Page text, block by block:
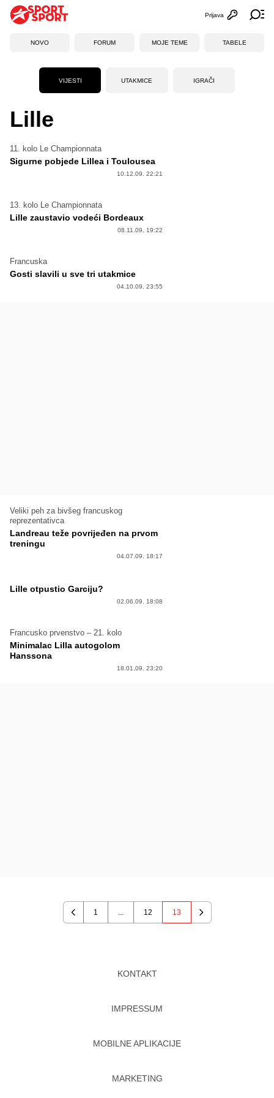
Otvori
Prijava
NOVO FORUM MOJE TEME TABELE
VIJESTI UTAKMICE IGRAČI
Lille
11. kolo Le Championnata
Sigurne pobjede Lillea i Toulousea
10.12.09. 22:21
13. kolo Le Championnata
Lille zaustavio vodeći Bordeaux
08.11.09. 19:22
Francuska
Gosti slavili u sve tri utakmice
04.10.09. 23:55
Veliki peh za bivšeg francuskog
reprezentativca
Landreau teže povrijeđen na prvom
treningu
04.07.09. 18:17
Lille otpustio Garciju?
02.06.09. 18:08
Francusko prvenstvo – 21. kolo
Minimalac Lilla autogolom
Hanssona
18.01.09. 23:20
Previous
1 ... 12 13
Next
KONTAKT
IMPRESSUM
MOBILNE APLIKACIJE
MARKETING